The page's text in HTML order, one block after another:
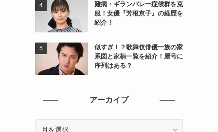
難病・ギランバレー症候群を克
服！女優『芳根京子』の経歴を
紹介！
似すぎ！？歌舞伎俳優一族の家
系図と家柄一覧を紹介！屋号に
序列はある？
アーカイブ